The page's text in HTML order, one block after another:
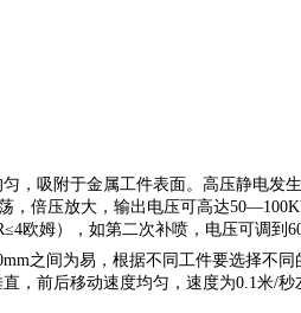
，吸附于金属工件表面。高压静电发
，倍压放大，输出电压可高达
欧姆），如第二次补喷，电压可调到
之间为易，根据不同工件要选择不
前后移动速度均匀，速度为0.1米/